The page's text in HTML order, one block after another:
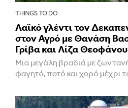
THINGS TO DO
Λαϊκό γλέντι τον
στον Αγρό με Θανάση
Γρίβα και Λίζα
Μια μεγάλη βραδιά με
φαγητό, ποτό και χορό μέχρι